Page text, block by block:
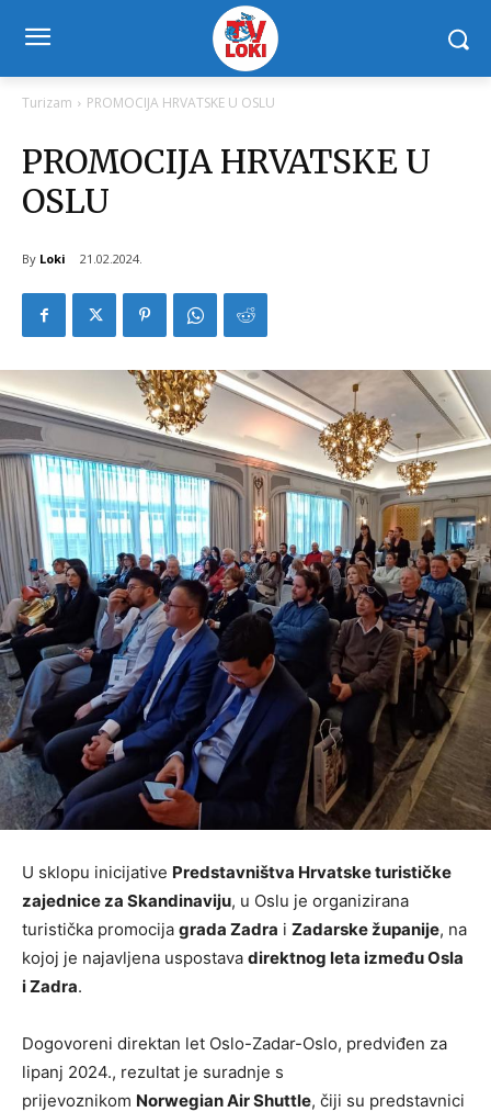
Turizam PROMOCIJA HRVATSKE U OSLU
PROMOCIJA HRVATSKE U
OSLU
By Loki 21.02.2024.
U sklopu inicijative Predstavništva Hrvatske turističke
zajednice za Skandinaviju, u Oslu je organizirana
turistička promocija grada Zadra i Zadarske županije, na
kojoj je najavljena uspostava direktnog leta između Osla
i Zadra.
Dogovoreni direktan let Oslo-Zadar-Oslo, predviđen za
lipanj 2024., rezultat je suradnje s
prijevoznikom Norwegian Air Shuttle, čiji su predstavnici